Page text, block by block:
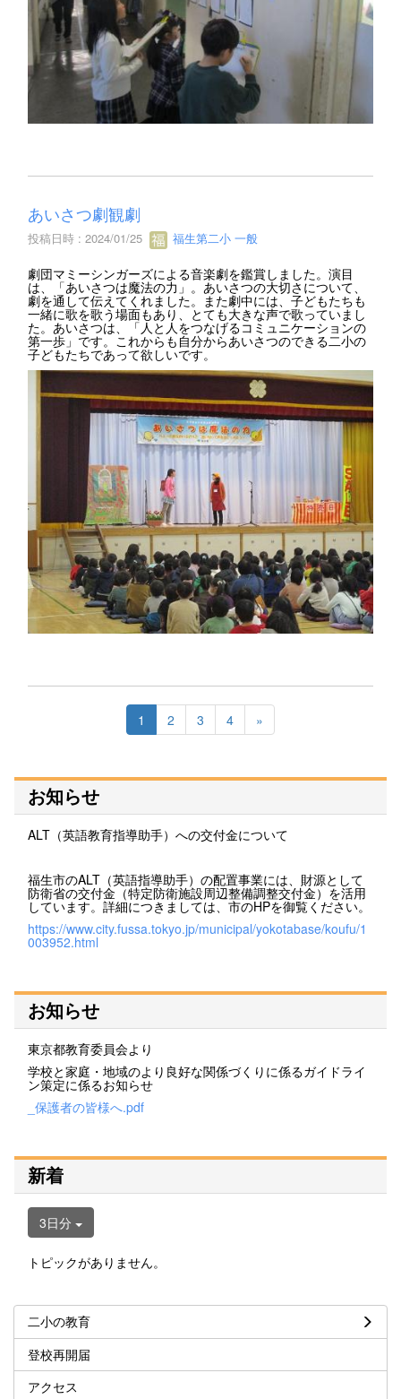
あいさつ劇観劇
投稿日時 : 2024/01/25 福生第二小 一般
劇団マミーシンガーズによる音楽劇を鑑賞しました。演目
は、「あいさつは魔法の力」。あいさつの大切さについて、
劇を通して伝えてくれました。また劇中には、子どもたちも
一緒に歌を歌う場面もあり、とても大きな声で歌っていまし
た。あいさつは、「人と人をつなげるコミュニケーションの
第一歩」です。これからも自分からあいさつのできる二小の
子どもたちであって欲しいです。
1 2 3 4 »
お知らせ
ALT（英語教育指導助手）への交付金について
福生市のALT（英語指導助手）の配置事業には、財源として
防衛省の交付金（特定防衛施設周辺整備調整交付金）を活用
しています。詳細につきましては、市のHPを御覧ください。
https://www.city.fussa.tokyo.jp/municipal/yokotabase/koufu/1
003952.html
お知らせ
東京都教育委員会より
学校と家庭・地域のより良好な関係づくりに係るガイドライ
ン策定に係るお知らせ
_保護者の皆様へ.pdf
新着
3日分
トピックがありません。
二小の教育
登校再開届
アクセス